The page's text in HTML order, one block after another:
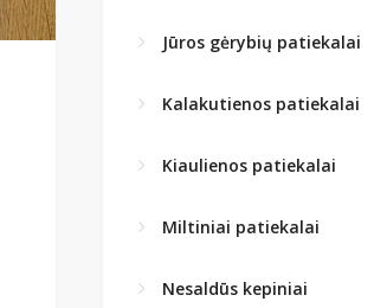
Jūros gėrybių patiekalai
Kalakutienos patiekalai
Kiaulienos patiekalai
Miltiniai patiekalai
Nesaldūs kepiniai